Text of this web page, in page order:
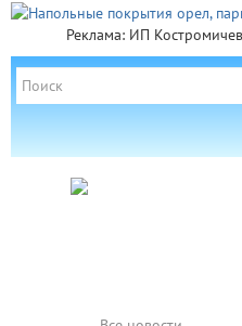
Реклама: ИП